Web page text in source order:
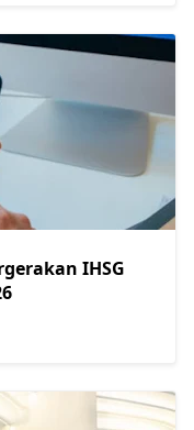
IHSG